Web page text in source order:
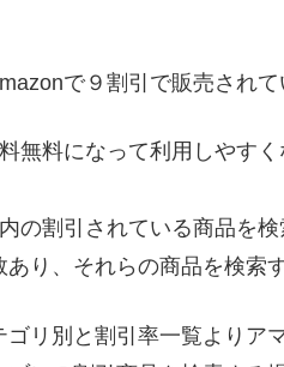
で９割引で販売され
無料になって利用しやす
の割引されている商品を
り、それらの商品を検索
リ別と割引率一覧よりア